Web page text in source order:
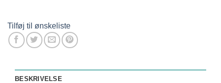
Tilføj til ønskeliste
BESKRIVELSE